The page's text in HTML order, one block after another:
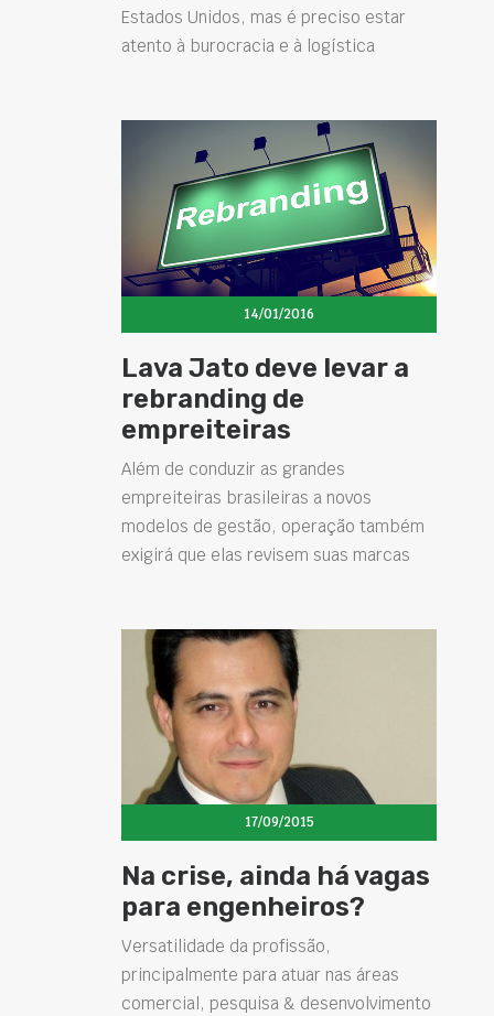
Estados Unidos, mas é preciso estar
atento à burocracia e à logística
14/01/2016
Lava Jato deve levar a
rebranding de
empreiteiras
Além de conduzir as grandes
empreiteiras brasileiras a novos
modelos de gestão, operação também
exigirá que elas revisem suas marcas
17/09/2015
Na crise, ainda há vagas
para engenheiros?
Versatilidade da profissão,
principalmente para atuar nas áreas
comercial, pesquisa & desenvolvimento